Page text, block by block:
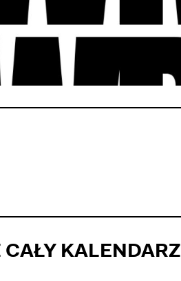
KALENDARZ